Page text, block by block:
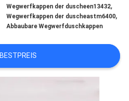
Wegwerfkappen der duscheen13432,
Wegwerfkappen der duscheastm6400,
Abbaubare Wegwerfduschkappen
BESTPREIS